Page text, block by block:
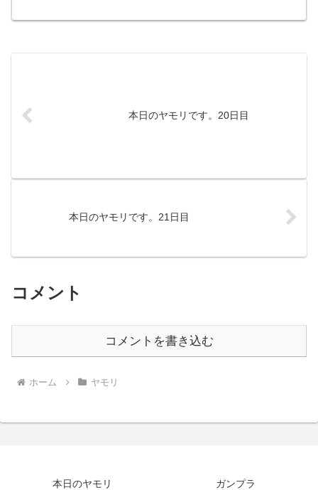
本日のヤモリです。20日目
本日のヤモリです。21日目
コメント
コメントを書き込む
ホーム ヤモリ
本日のヤモリ
ガンプラ